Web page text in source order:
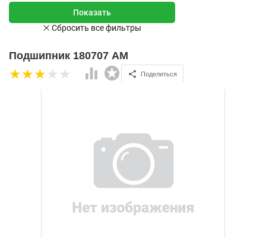
Подшипник 180707 AM
Поделиться